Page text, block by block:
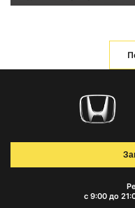
с 9:00 до